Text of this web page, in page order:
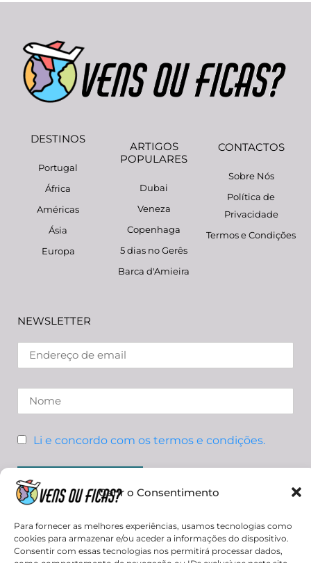
Gerir o Consentimento
Para fornecer as melhores experiências, usamos tecnologias como
cookies para armazenar e/ou aceder a informações do dispositivo.
Consentir com essas tecnologias nos permitirá processar dados,
DESTINOS
Portugal
África
Américas
Ásia
Europa
ARTIGOS
POPULARES
Dubai
Veneza
Copenhaga
5 dias no Gerês
Barca d'Amieira
CONTACTOS
Sobre Nós
Política de
Privacidade
Termos e Condições
NEWSLETTER
Li e concordo com os termos e condições.